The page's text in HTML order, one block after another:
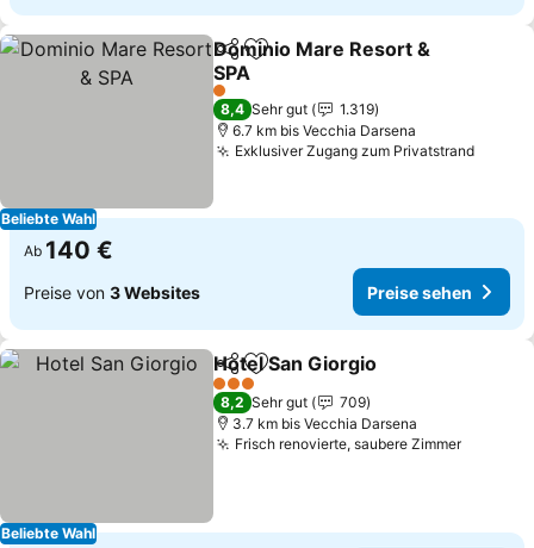
Beliebte Wahl
TeilenZu Favoriten hinzufügen
Dominio Mare Resort &
SPA
Preise sehen
1 Sterne
8,4 Sehr gut
1.319
6.7 km bis Vecchia Darsena
Exklusiver Zugang zum PrivatstrandPreise
Ab 140 €
Preise von 3 Websites Preise sehen
Beliebte Wahl
TeilenZu Favoriten hinzufügen
Hotel San Giorgio
3 Sterne
8,2 Sehr gut
709
3.7 km bis Vecchia Darsena
Frisch renovierte, saubere ZimmerPreise